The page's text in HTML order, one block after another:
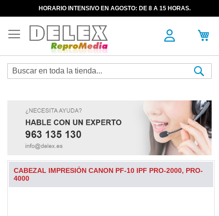
HORARIO INTENSIVO EN AGOSTO: DE 8 A 15 HORAS.
CABEZAL IMPRESIÓN CANON PF-10 IPF PRO-2000, PRO-
4000